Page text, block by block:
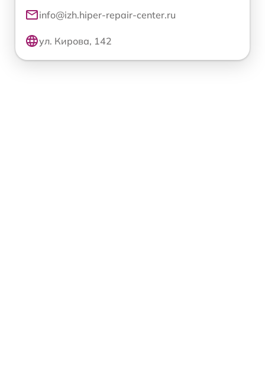
info@izh.hiper-repair-center.ru
ул. Кирова, 142